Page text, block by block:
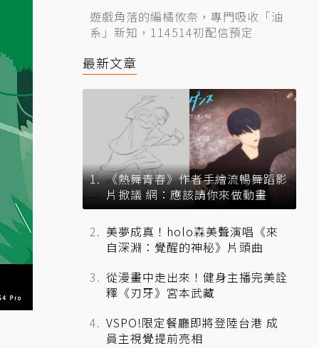
遊戲角落的編橘攸奈，專門吸收「油
系」新知，114514初配信預定
最新文章
《熱舞青春》作者手繪流暢舞蹈影
片掀議 網：應該請你來做動畫
美夢成真！holo森美聲演唱《來
自深淵：覺醒的神秘》片頭曲
從漫畫中走出來！健身主播完美詮
釋《刃牙》宮本武藏
VSPO!限定餐廳即將登陸台港 成
員主視覺提前亮相